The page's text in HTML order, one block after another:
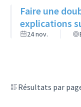
Faire une
explications
24 nov.
Résultats par